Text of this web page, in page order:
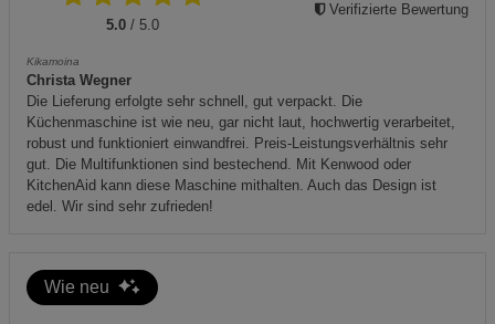
5.0 / 5.0
Kikamoina
Christa Wegner
Die Lieferung erfolgte sehr schnell, gut verpackt. Die
Küchenmaschine ist wie neu, gar nicht laut, hochwertig verarbeitet,
robust und funktioniert einwandfrei. Preis-Leistungsverhältnis sehr
gut. Die Multifunktionen sind bestechend. Mit Kenwood oder
KitchenAid kann diese Maschine mithalten. Auch das Design ist
edel. Wir sind sehr zufrieden!
Verifizierte Bewertung
Wie neu